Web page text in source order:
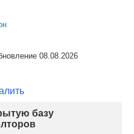
08.08.2026
базу